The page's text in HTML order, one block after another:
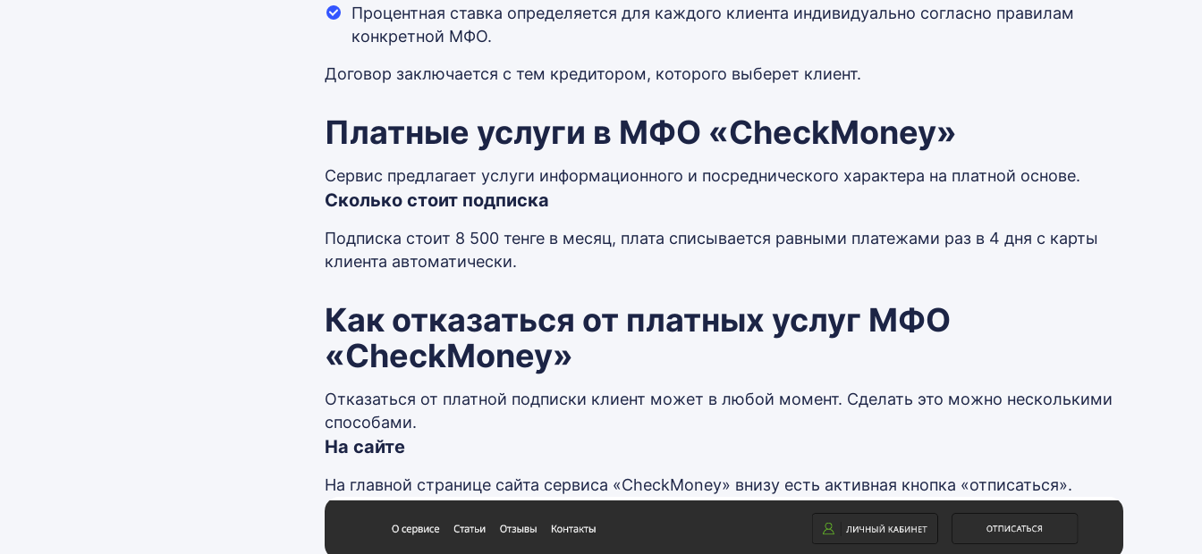
Процентная ставка определяется для каждого клиента индивидуально согласно правилам
конкретной МФО.
Договор заключается с тем кредитором, которого выберет клиент.
Платные услуги в МФО «CheckMoney»
Сервис предлагает услуги информационного и посреднического характера на платной основе.
Сколько стоит подписка
Подписка стоит 8 500 тенге в месяц, плата списывается равными платежами раз в 4 дня с карты
клиента автоматически.
Как отказаться от платных услуг МФО
«CheckMoney»
Отказаться от платной подписки клиент может в любой момент. Сделать это можно несколькими
способами.
На сайте
На главной странице сайта сервиса «CheckMoney» внизу есть активная кнопка «отписаться».